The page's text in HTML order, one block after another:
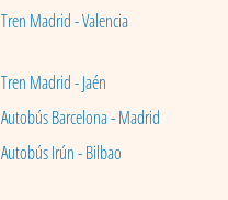
Tren Madrid - Valencia
Tren Madrid - Jaén
Autobús Barcelona - Madrid
Autobús Irún - Bilbao